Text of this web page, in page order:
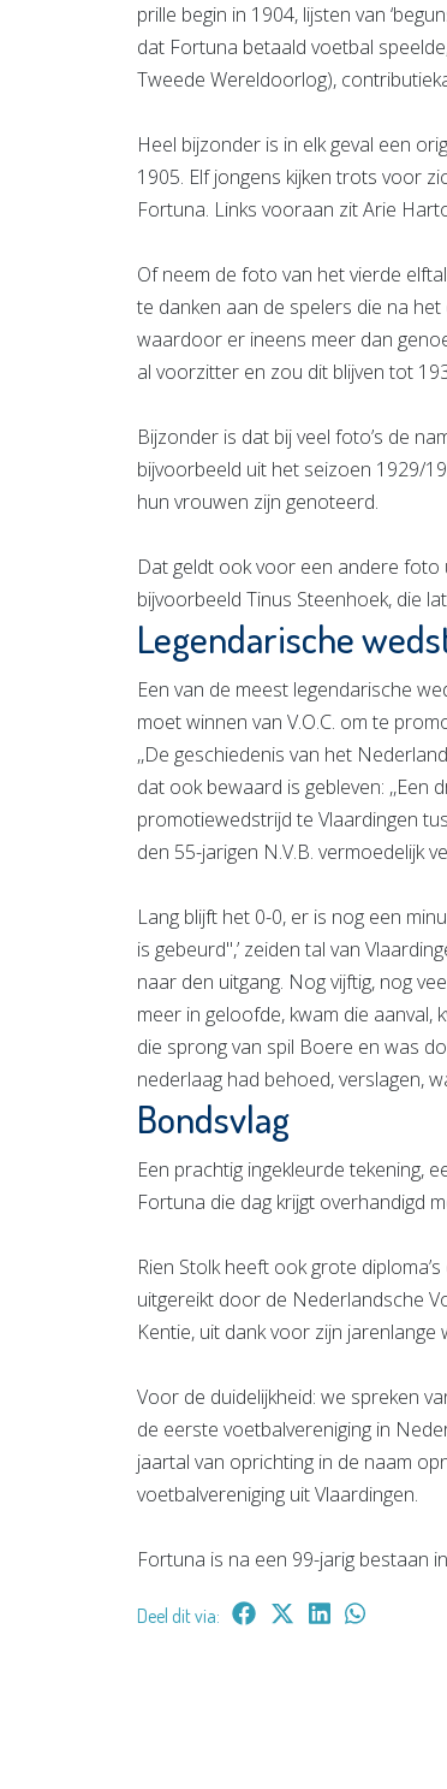
prille begin in 1904, lijsten van
dat Fortuna betaald voetbal
Tweede Wereldoorlog),
Heel bijzonder is in elk geval een
1905. Elf jongens kijken trots voor
Fortuna. Links vooraan zit Arie
Of neem de foto van het vierde
te danken aan de spelers die na
waardoor er ineens meer dan
al voorzitter en zou dit blijven tot
Bijzonder is dat bij veel foto’s de
bijvoorbeeld uit het seizoen 1929/
hun vrouwen zijn genoteerd.
Dat geldt ook voor een andere
bijvoorbeeld Tinus Steenhoek, die
Legendarische
Een van de meest legendarische
moet winnen van V.O.C. om te
,,De geschiedenis van het
dat ook bewaard is gebleven: ,,Een
promotiewedstrijd te Vlaardingen
den 55-jarigen N.V.B. vermoedelijk
Lang blijft het 0-0, er is nog een
is gebeurd'',’ zeiden tal van
naar den uitgang. Nog vijftig, nog
meer in geloofde, kwam die aanval,
die sprong van spil Boere en was
nederlaag had behoed, verslagen,
Bondsvlag
Een prachtig ingekleurde tekening,
Fortuna die dag krijgt overhandigd
Rien Stolk heeft ook grote
uitgereikt door de Nederlandsche
Kentie, uit dank voor zijn
Voor de duidelijkheid: we spreken
de eerste voetbalvereniging in
jaartal van oprichting in de naam
voetbalvereniging uit Vlaardingen.
Fortuna is na een 99-jarig bestaan
Deel dit via: